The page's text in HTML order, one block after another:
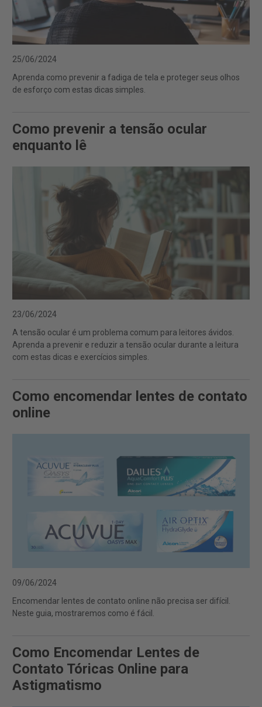
25/06/2024
Aprenda como prevenir a fadiga de tela e proteger seus olhos
de esforço com estas dicas simples.
Como prevenir a tensão ocular
enquanto lê
23/06/2024
A tensão ocular é um problema comum para leitores ávidos.
Aprenda a prevenir e reduzir a tensão ocular durante a leitura
com estas dicas e exercícios simples.
Como encomendar lentes de contato
online
09/06/2024
Encomendar lentes de contato online não precisa ser difícil.
Neste guia, mostraremos como é fácil.
Como Encomendar Lentes de
Contato Tóricas Online para
Astigmatismo